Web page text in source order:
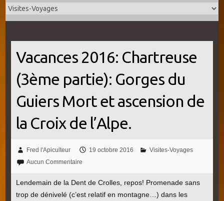
Vacances 2016: Chartreuse
(3ème partie): Gorges du
Guiers Mort et ascension de
la Croix de l’Alpe.
Fred l'Apiculteur 19 octobre 2016
Visites-Voyages
Aucun Commentaire
Lendemain de la Dent de Crolles, repos! Promenade sans
trop de dénivelé (c’est relatif en montagne…) dans les